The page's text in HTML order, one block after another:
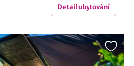
Detailubytování